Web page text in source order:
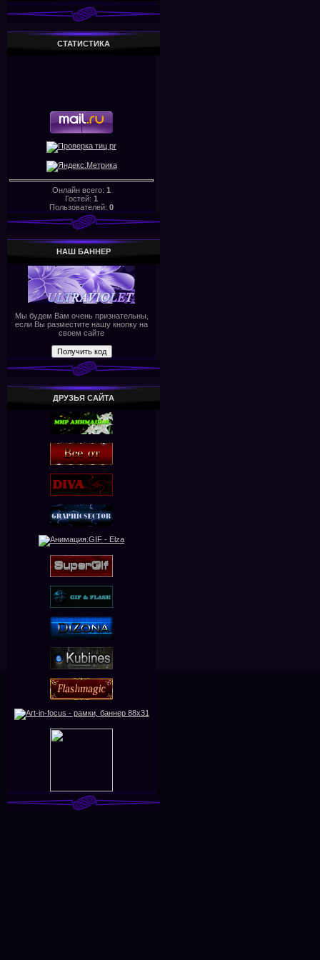
СТАТИСТИКА
Онлайн всего: 1
Гостей: 1
Пользователей: 0
НАШ БАHHЕР
Мы будем Вам очень признательны,
если Вы разместите нашу кнопку на
своем сайте
ДРУЗЬЯ САЙТА